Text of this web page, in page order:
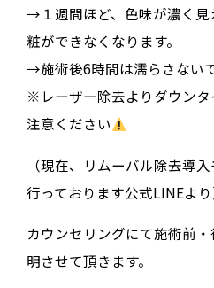
→１週間ほど、色味が濃く見
粧ができなくなります。
→施術後6時間は濡らさない
※レーザー除去よりダウン
注意ください
（現在、リムーバル除去導
行っております公式LINEより
カウンセリングにて施術前
明させて頂きます。